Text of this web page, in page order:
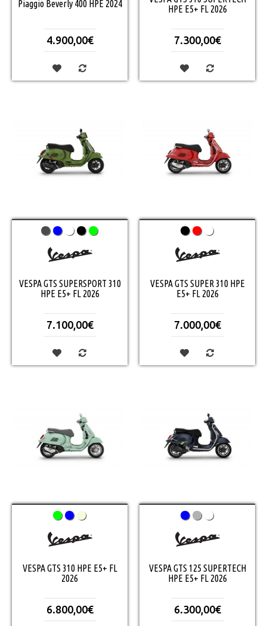
Piaggio Beverly 400 HPE 2024
4.900,00€
HPE E5+ FL 2026
7.300,00€
VESPA GTS SUPERSPORT 310
HPE E5+ FL 2026
7.100,00€
VESPA GTS SUPER 310 HPE
E5+ FL 2026
7.000,00€
VESPA GTS 310 HPE E5+ FL
2026
6.800,00€
VESPA GTS 125 SUPERTECH
HPE E5+ FL 2026
6.300,00€